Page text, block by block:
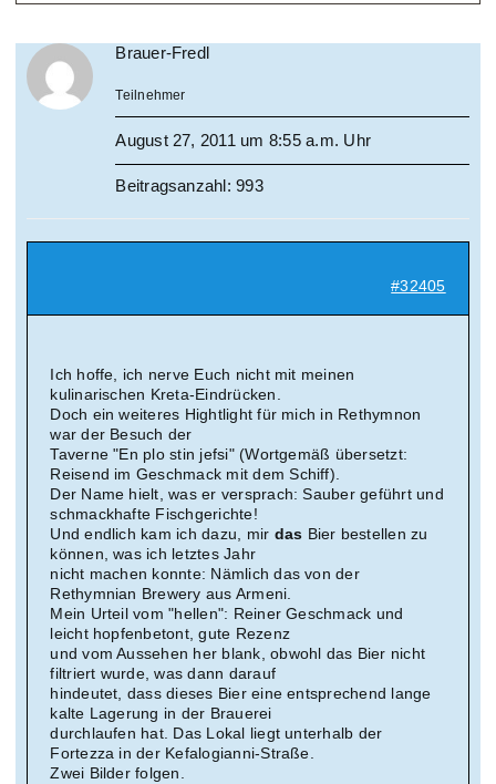
Brauer-Fredl
Teilnehmer
August 27, 2011 um 8:55 a.m. Uhr
Beitragsanzahl: 993
#32405
Ich hoffe, ich nerve Euch nicht mit meinen
kulinarischen Kreta-Eindrücken.
Doch ein weiteres Hightlight für mich in Rethymnon
war der Besuch der
Taverne "En plo stin jefsi" (Wortgemäß übersetzt:
Reisend im Geschmack mit dem Schiff).
Der Name hielt, was er versprach: Sauber geführt und
schmackhafte Fischgerichte!
Und endlich kam ich dazu, mir das Bier bestellen zu
können, was ich letztes Jahr
nicht machen konnte: Nämlich das von der
Rethymnian Brewery aus Armeni.
Mein Urteil vom "hellen": Reiner Geschmack und
leicht hopfenbetont, gute Rezenz
und vom Aussehen her blank, obwohl das Bier nicht
filtriert wurde, was dann darauf
hindeutet, dass dieses Bier eine entsprechend lange
kalte Lagerung in der Brauerei
durchlaufen hat. Das Lokal liegt unterhalb der
Fortezza in der Kefalogianni-Straße.
Zwei Bilder folgen.